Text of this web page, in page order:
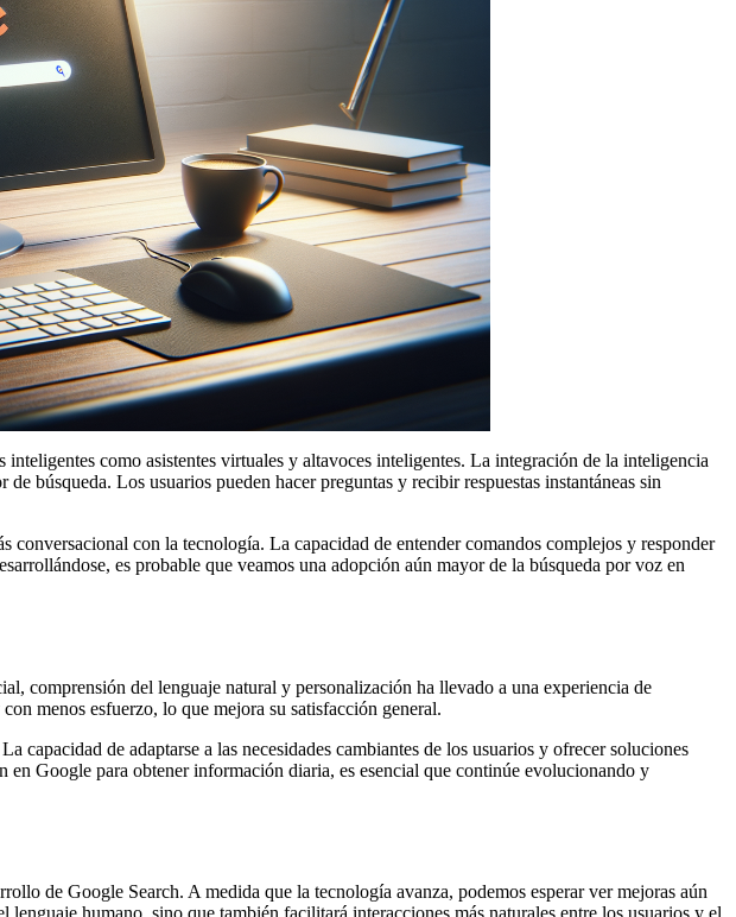
como asistentes virtuales y altavoces inteligentes. La integración de la inteligencia
búsqueda. Los usuarios pueden hacer preguntas y recibir respuestas instantáneas sin
con la tecnología. La capacidad de entender comandos complejos y responder
es probable que veamos una adopción aún mayor de la búsqueda por voz en
comprensión del lenguaje natural y personalización ha llevado a una experiencia de
menos esfuerzo, lo que mejora su satisfacción general.
capacidad de adaptarse a las necesidades cambiantes de los usuarios y ofrecer soluciones
Google para obtener información diaria, es esencial que continúe evolucionando y
de Google Search. A medida que la tecnología avanza, podemos esperar ver mejoras aún